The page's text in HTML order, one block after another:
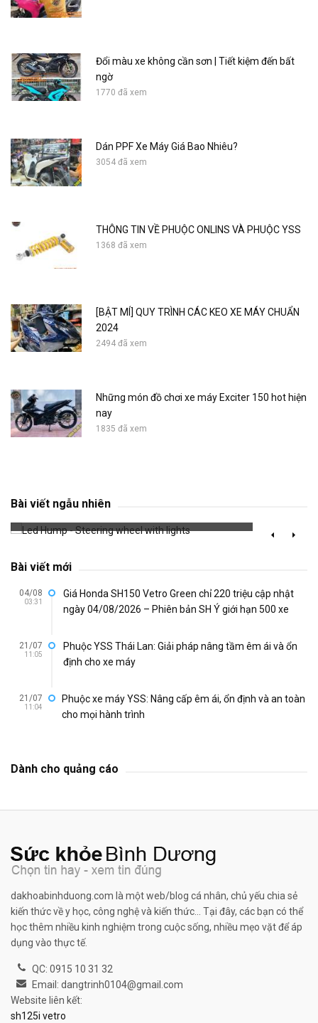
Đổi màu xe không cần sơn | Tiết kiệm đến bất
ngờ
1770 đã xem
Dán PPF Xe Máy Giá Bao Nhiêu?
3054 đã xem
THÔNG TIN VỀ PHUỘC ONLINS VÀ PHUỘC YSS
1368 đã xem
[BẬT MÍ] QUY TRÌNH CÁC KEO XE MÁY CHUẨN
2024
2494 đã xem
Những món đồ chơi xe máy Exciter 150 hot hiện
nay
1835 đã xem
Bài viết ngẫu nhiên
Led Hump - Steering wheel with lights
Bài viết mới
04/08
03:31
Giá Honda SH150 Vetro Green chỉ 220 triệu cập nhật
ngày 04/08/2026 – Phiên bản SH Ý giới hạn 500 xe
21/07
11:05
Phuộc YSS Thái Lan: Giải pháp nâng tầm êm ái và ổn
định cho xe máy
21/07
11:04
Phuộc xe máy YSS: Nâng cấp êm ái, ổn định và an toàn
cho mọi hành trình
Dành cho quảng cáo
dakhoabinhduong.com là một web/blog cá nhân, chủ yếu chia sẻ
kiến thức về y học, công nghệ và kiến thức... Tại đây, các bạn có thể
học thêm nhiều kinh nghiệm trong cuộc sống, nhiều mẹo vặt để áp
dụng vào thực tế.
QC: 0915 10 31 32
Email: dangtrinh0104@gmail.com
Website liên kết:
sh125i vetro